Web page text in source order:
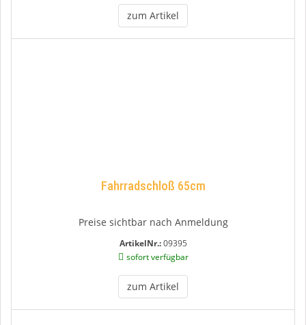
zum Artikel
Fahrradschloß 65cm
Preise sichtbar nach Anmeldung
ArtikelNr.:09395
sofort verfügbar
zum Artikel